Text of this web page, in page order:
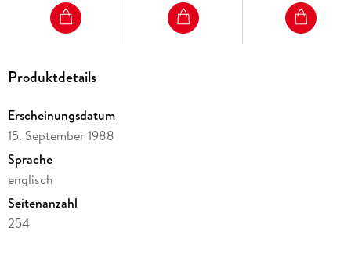
Produktdetails
Erscheinungsdatum
15. September 1988
Sprache
englisch
Seitenanzahl
254